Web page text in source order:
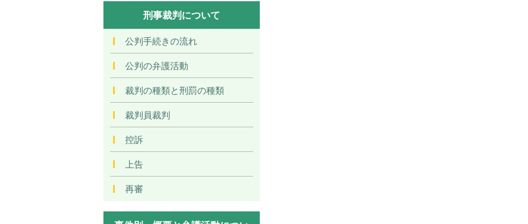
刑事裁判について
公判手続きの流れ
公判の弁護活動
裁判の種類と刑罰の種類
裁判員裁判
控訴
上告
再審